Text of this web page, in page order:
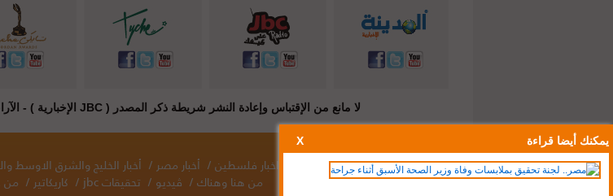
يمكنك أيضا قراءة X
لا مانع من الإقتباس وإعادة النشر شريطة ذكر المصدر ( JBC الإخبارية ) - الآراء والتعليقات المنشورة تعبر عن راي أصحابها فقط
أخبار الأردن / أخبار لبنان / أخبار سوريا اخبار فلسطين / أخبار مصر / أخبار الخليج والشرق الاوسط
من هنا وهناك / ڤيديو / تحقيقات jbc / كاريكاتير / من